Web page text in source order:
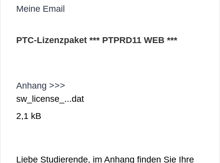
Meine Email
PTC-Lizenzpaket *** PTPRD11 WEB ***
Anhang >>>
sw_license_...dat
2,1 kB
Liebe Studierende, im Anhang finden Sie Ihre